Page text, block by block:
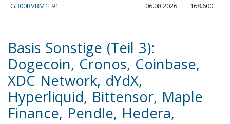
GB00BVBM1L91 06.08.2026 168.600
Basis Sonstige (Teil 3):
Dogecoin, Cronos, Coinbase,
XDC Network, dYdX,
Hyperliquid, Bittensor, Maple
Finance, Pendle, Hedera,